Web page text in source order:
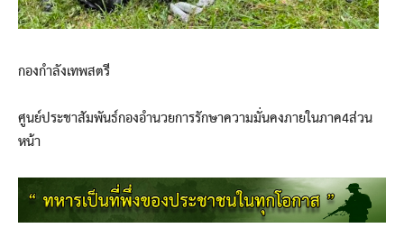
กองกำลังเทพสตรี
ศูนย์ประชาสัมพันธ์กองอำนวยการรักษาความมั่นคงภายในภาค4ส่วน
หน้า